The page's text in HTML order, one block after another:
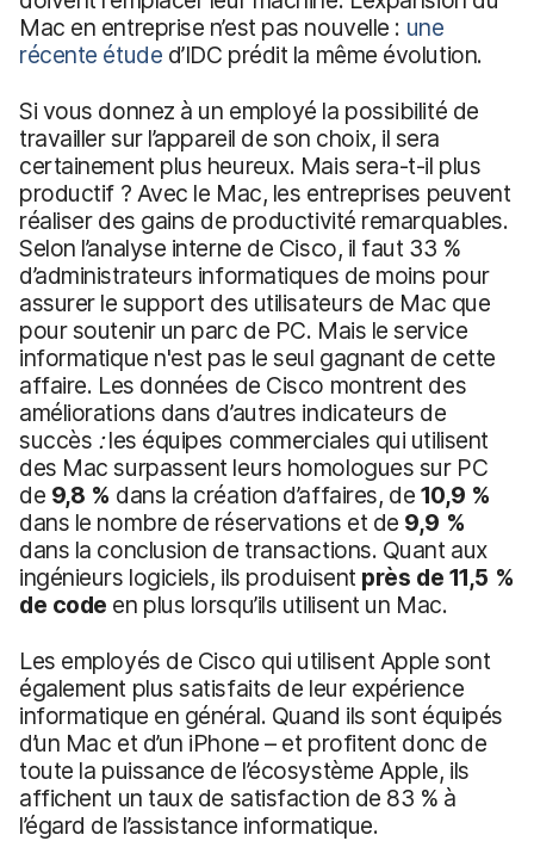
Mac en entreprise n’est pas nouvelle : une
récente étude d’IDC prédit la même évolution.
Si vous donnez à un employé la possibilité de
travailler sur l’appareil de son choix, il sera
certainement plus heureux. Mais sera-t-il plus
productif ? Avec le Mac, les entreprises peuvent
réaliser des gains de productivité remarquables.
Selon l’analyse interne de Cisco, il faut 33 %
d’administrateurs informatiques de moins pour
assurer le support des utilisateurs de Mac que
pour soutenir un parc de PC. Mais le service
informatique n'est pas le seul gagnant de cette
affaire. Les données de Cisco montrent des
améliorations dans d’autres indicateurs de
succès :les équipes commerciales qui utilisent
des Mac surpassent leurs homologues sur PC
de 9,8 % dans la création d’affaires, de 10,9 %
dans le nombre de réservations et de 9,9 %
dans la conclusion de transactions. Quant aux
ingénieurs logiciels, ils produisent près de 11,5 %
de code en plus lorsqu’ils utilisent un Mac.
Les employés de Cisco qui utilisent Apple sont
également plus satisfaits de leur expérience
informatique en général. Quand ils sont équipés
d’un Mac et d’un iPhone – et profitent donc de
toute la puissance de l’écosystème Apple, ils
affichent un taux de satisfaction de 83 % à
l’égard de l’assistance informatique.